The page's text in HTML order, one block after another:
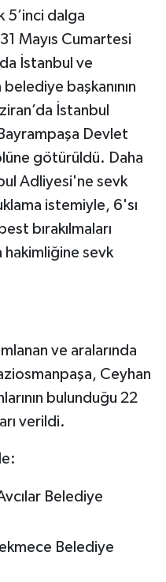
5’inci dalga
Mayıs Cumartesi
İstanbul ve
başkanının
İstanbul
Devlet
götürüldü. Daha
Adliyesi'ne sevk
istemiyle, 6'sı
bırakılmaları
sevk
ve aralarında
Ceyhan
bulunduğu 22
verildi.
Belediye
Belediye